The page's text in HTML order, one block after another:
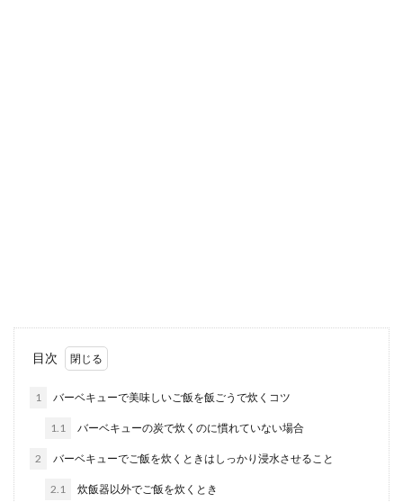
つまみです。 時間があれば、ちょっとしたご馳走
にしても...
目次
1 バーベキューで美味しいご飯を飯ごうで炊くコツ
1.1 バーベキューの炭で炊くのに慣れていない場合
2 バーベキューでご飯を炊くときはしっかり浸水させること
2.1 炊飯器以外でご飯を炊くとき